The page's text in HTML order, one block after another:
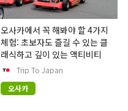
오사카에서 꼭 해봐야 할 4가지
체험: 초보자도 즐길 수 있는 클
래식하고 깊이 있는 액티비티
Trip To Japan
오사카